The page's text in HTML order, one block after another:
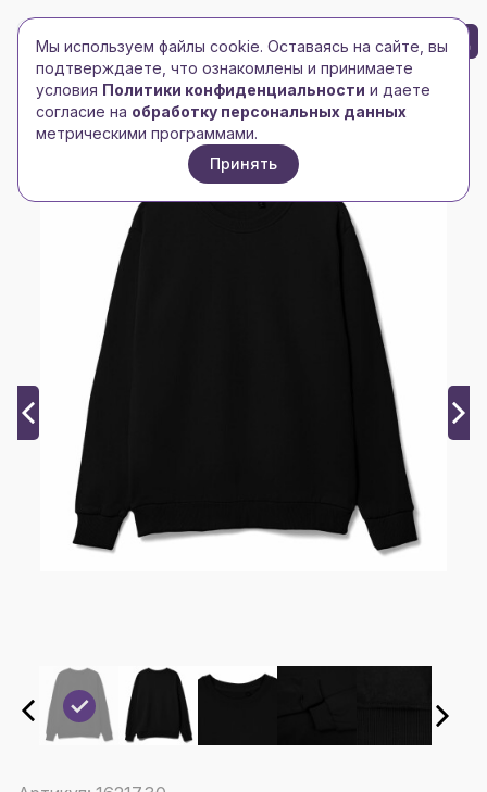
Toggle navigation
Toggle navigation
БРЕНД-ЛОГО 0
Главная/Pro111/Свитшот Toima Heavy 2.0, черный
Мы используем файлы cookie. Оставаясь на сайте, вы
подтверждаете, что ознакомлены и принимаете
условия Политики конфиденциальности и даете
согласие на обработку персональных данных
метрическими программами.
Принять